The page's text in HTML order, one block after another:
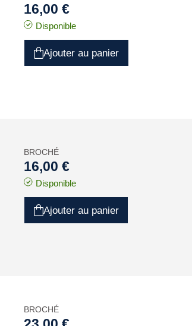
16,00 €
Disponible
Ajouter au panier
BROCHÉ
16,00 €
Disponible
Ajouter au panier
BROCHÉ